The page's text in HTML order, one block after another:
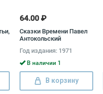
64.00 ₽
Сказки Времени Павел
Антокольский
Год издания: 1971
В наличии 1
В корзину